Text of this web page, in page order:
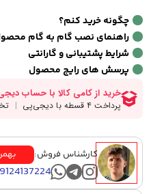
چگونه خرید کنم؟
راهنمای نصب گام به گام
شرایط پشتیبانی و گارانتی
پرسش های رایج محصول
کارشناس فروش: